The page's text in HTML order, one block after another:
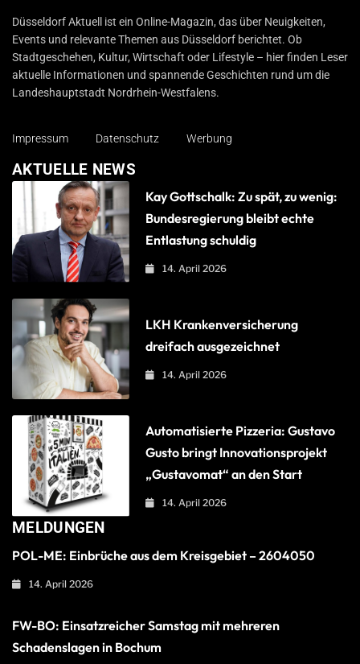
Düsseldorf Aktuell
Düsseldorf Aktuell ist ein Online-Magazin, das über Neuigkeiten,
Events und relevante Themen aus Düsseldorf berichtet. Ob
Stadtgeschehen, Kultur, Wirtschaft oder Lifestyle – hier finden Leser
aktuelle Informationen und spannende Geschichten rund um die
Landeshauptstadt Nordrhein-Westfalens.
Impressum Datenschutz Werbung
AKTUELLE NEWS
Kay Gottschalk: Zu spät, zu wenig:
Bundesregierung bleibt echte
Entlastung schuldig
14. April 2026
LKH Krankenversicherung
dreifach ausgezeichnet
14. April 2026
Automatisierte Pizzeria: Gustavo
Gusto bringt Innovationsprojekt
„Gustavomat“ an den Start
14. April 2026
MELDUNGEN
POL-ME: Einbrüche aus dem Kreisgebiet – 2604050
14. April 2026
FW-BO: Einsatzreicher Samstag mit mehreren
Schadenslagen in Bochum